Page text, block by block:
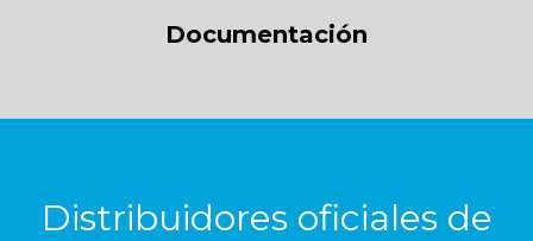
Documentación
Distribuidores oficiales de